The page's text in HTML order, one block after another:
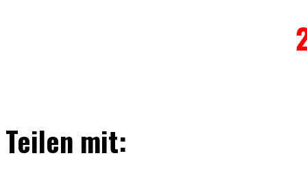
Teilen mit: